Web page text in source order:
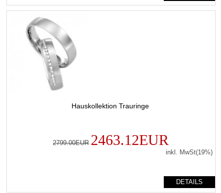
Hauskollektion Trauringe
2799.00EUR 2463.12EUR
inkl. MwSt(19%)
DETAILS